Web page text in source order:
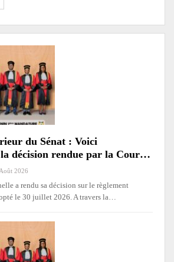
du Sénat : Voici
décision rendue par la Cour…
2026
a rendu sa décision sur le règlement
le 30 juillet 2026. A travers la